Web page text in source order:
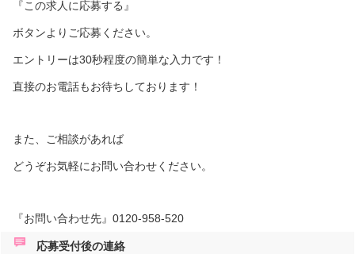
『この求人に応募する』
ボタンよりご応募ください。
エントリーは30秒程度の簡単な入力です！
直接のお電話もお待ちしております！
また、ご相談があれば
どうぞお気軽にお問い合わせください。
『お問い合わせ先』0120-958-520
応募受付後の連絡